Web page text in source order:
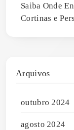
Saiba Onde
Cortinas e
Arquivos
outubro 2024
agosto 2024